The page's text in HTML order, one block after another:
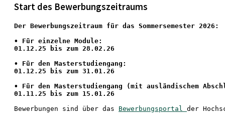
Start des Bewerbungszeitraums
Der Bewerbungszeitraum für das Sommersemester 2026:
• Für einzelne Module:
01.12.25 bis zum 28.02.26
• Für den Masterstudiengang:
01.12.25 bis zum 31.01.26
• Für den Masterstudiengang (mit ausländischem
01.11.25 bis zum 15.01.26
Bewerbungen sind über das Bewerbungsportal der